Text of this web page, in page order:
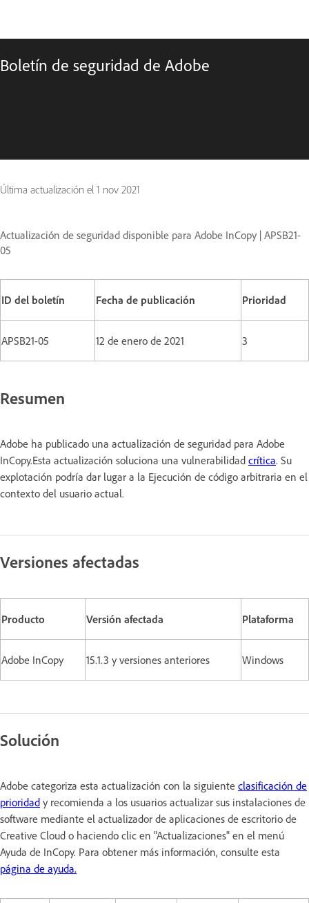
Boletín de seguridad de Adobe
Última actualización el 1 nov 2021
Actualización de seguridad disponible para Adobe InCopy | APSB21-
05
ID del boletín Fecha de publicación Prioridad
APSB21-05 12 de enero de 2021 3
Resumen
Adobe ha publicado una actualización de seguridad para Adobe
InCopy.Esta actualización soluciona una vulnerabilidad crítica. Su
explotación podría dar lugar a la Ejecución de código arbitraria en el
contexto del usuario actual.
Versiones afectadas
Producto Versión afectada Plataforma
Adobe InCopy 15.1.3 y versiones anteriores Windows
Solución
Adobe categoriza esta actualización con la siguiente clasificación de
prioridad y recomienda a los usuarios actualizar sus instalaciones de
software mediante el actualizador de aplicaciones de escritorio de
Creative Cloud o haciendo clic en "Actualizaciones" en el menú
Ayuda de InCopy. Para obtener más información, consulte esta
página de ayuda.